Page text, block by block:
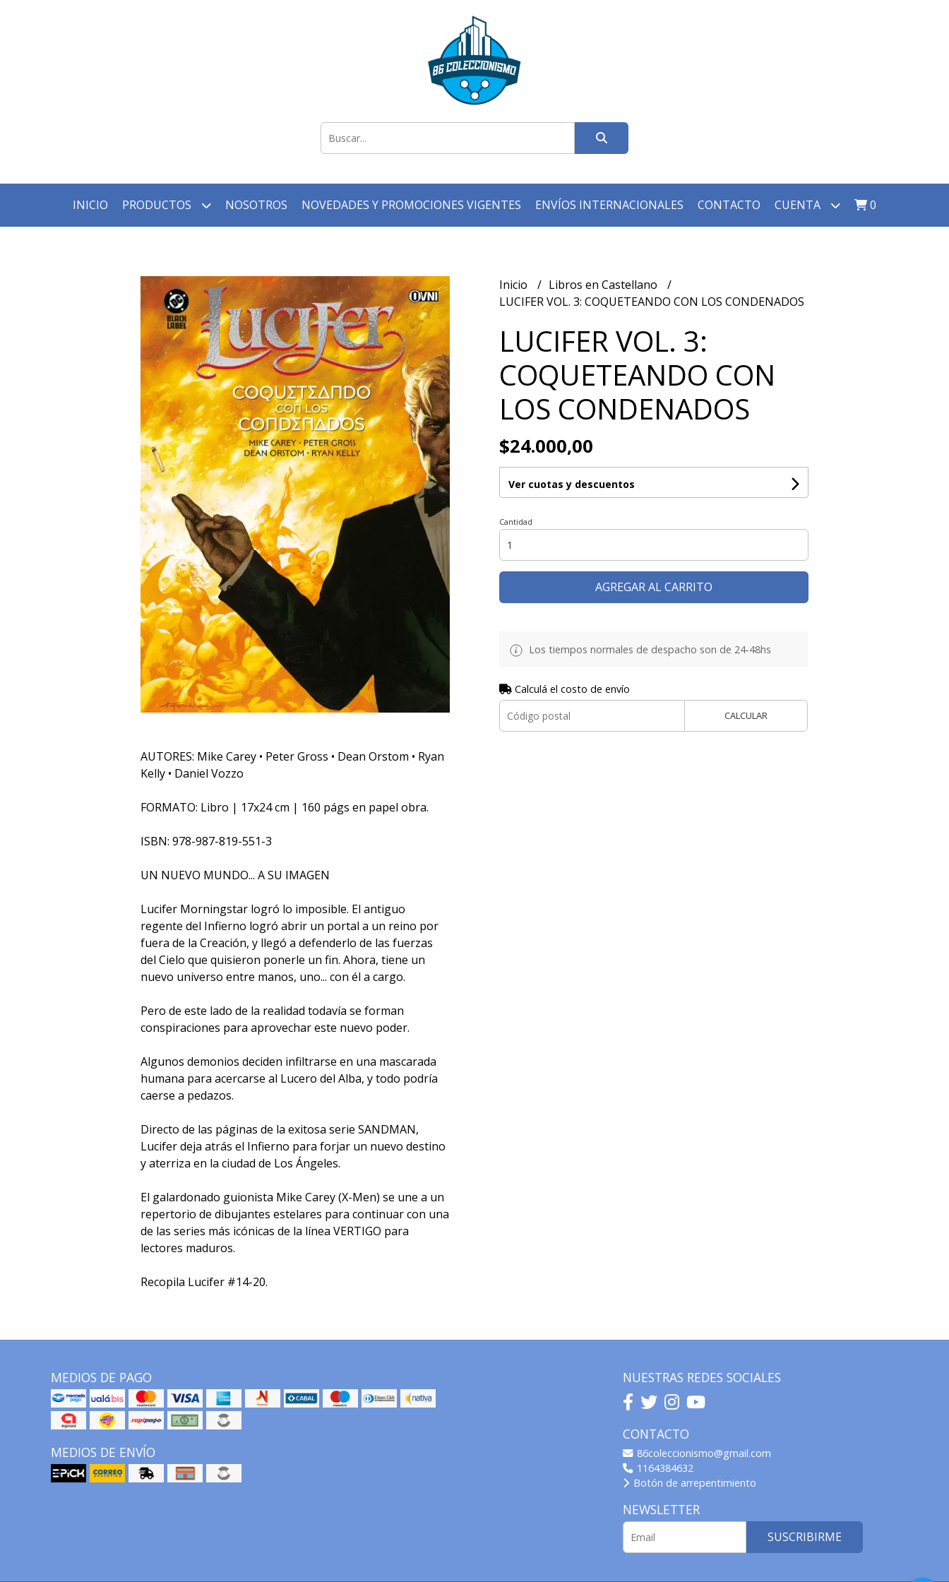
INICIO PRODUCTOS NOSOTROS NOVEDADES Y PROMOCIONES VIGENTES ENVÍOS INTERNACIONALES CONTACTO CUENTA 0
AUTORES: Mike Carey • Peter Gross • Dean Orstom • Ryan
Kelly • Daniel Vozzo
FORMATO: Libro | 17x24 cm | 160 págs en papel obra.
ISBN: 978-987-819-551-3
UN NUEVO MUNDO... A SU IMAGEN
Lucifer Morningstar logró lo imposible. El antiguo
regente del Infierno logró abrir un portal a un reino por
fuera de la Creación, y llegó a defenderlo de las fuerzas
del Cielo que quisieron ponerle un fin. Ahora, tiene un
nuevo universo entre manos, uno... con él a cargo.
Pero de este lado de la realidad todavía se forman
conspiraciones para aprovechar este nuevo poder.
Algunos demonios deciden infiltrarse en una mascarada
humana para acercarse al Lucero del Alba, y todo podría
caerse a pedazos.
Directo de las páginas de la exitosa serie SANDMAN,
Lucifer deja atrás el Infierno para forjar un nuevo destino
y aterriza en la ciudad de Los Ángeles.
El galardonado guionista Mike Carey (X-Men) se une a un
repertorio de dibujantes estelares para continuar con una
de las series más icónicas de la línea VERTIGO para
lectores maduros.
Recopila Lucifer #14-20.
Inicio
Libros en Castellano
LUCIFER VOL. 3: COQUETEANDO CON LOS CONDENADOS
LUCIFER VOL. 3:
COQUETEANDO CON
LOS CONDENADOS
$24.000,00
Ver cuotas y descuentos
Cantidad
AGREGAR AL CARRITO
Los tiempos normales de despacho son de 24-48hs
Calculá el costo de envío
CALCULAR
MEDIOS DE PAGO
MEDIOS DE ENVÍO
NUESTRAS REDES SOCIALES
CONTACTO
86coleccionismo@gmail.com
1164384632
Botón de arrepentimiento
NEWSLETTER
SUSCRIBIRME